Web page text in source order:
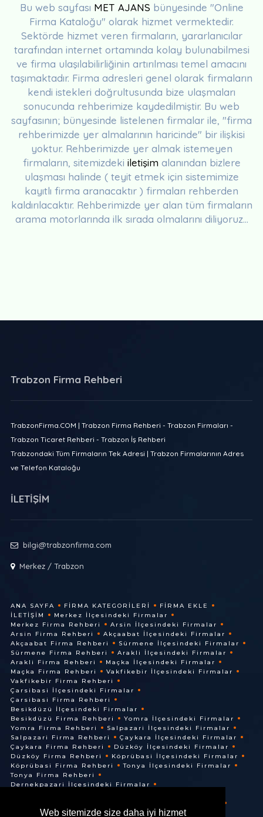
Web sitemizde size daha iyi hizmet
Bu web sayfası MET AJANS bünyesinde "Online
Firma Kataloğu" olarak hizmet vermektedir.
Sektörde hizmet veren firmaların, yararlanıcılar
tarafından internet ortamında kolay bulunabilmesi
ve firma ulaşılabilirliğinin artırılması temel amacını
taşımaktadır. Firma adresleri genel olarak firmaların
kendi istekleri doğrultusunda bize ulaşmaları
sonucunda rehberimize kaydedilmiştir. Bu web
sayfasının; bünyesinde listelenen firmalar ile, "firma
rehberimizde yer almalarının haricinde" bir ilişkisi
yoktur. Rehberimizde yer almak istemeyen
firmaların, sitemizdeki iletişim alanından bizlere
ulaşması halinde ( teyit etmek için sistemimize
kayıtlı firma aranacaktır ) firmaları rehberden
kaldırılacaktır. Rehberimizde yer alan tüm firmaların
arama motorlarında ilk sırada olmalarını diliyoruz...
Trabzon Firma Rehberi
TrabzonFirma.COM | Trabzon Firma Rehberi - Trabzon Firmaları -
Trabzon Ticaret Rehberi - Trabzon İş Rehberi
Trabzondaki Tüm Firmaların Tek Adresi | Trabzon Firmalarının Adres
ve Telefon Kataloğu
İLETİŞİM
bilgi@trabzonfirma.com
Merkez / Trabzon
ANA SAYFA FIRMA KATEGORILERI
FIRMA EKLE
İLETIŞIM
Merkez İlçesindeki Firmalar
Merkez Firma Rehberi
Arsin İlçesindeki Firmalar
Arsin Firma Rehberi
Akçaabat İlçesindeki Firmalar
Akçaabat Firma Rehberi
Sürmene İlçesindeki Firmalar
Sürmene Firma Rehberi
Arakli İlçesindeki Firmalar
Arakli Firma Rehberi
Maçka İlçesindeki Firmalar
Maçka Firma Rehberi
Vakfikebir İlçesindeki Firmalar
Vakfikebir Firma Rehberi
Çarsibasi İlçesindeki Firmalar
Çarsibasi Firma Rehberi
Besikdüzü İlçesindeki Firmalar
Besikdüzü Firma Rehberi
Yomra İlçesindeki Firmalar
Yomra Firma Rehberi
Salpazari İlçesindeki Firmalar
Salpazari Firma Rehberi
Çaykara İlçesindeki Firmalar
Çaykara Firma Rehberi
Düzköy İlçesindeki Firmalar
Düzköy Firma Rehberi
Köprübasi İlçesindeki Firmalar
Köprübasi Firma Rehberi
Tonya İlçesindeki Firmalar
Tonya Firma Rehberi
Dernekpazari İlçesindeki Firmalar
Of İlçesindeki Firmalar
Of Firma Rehberi